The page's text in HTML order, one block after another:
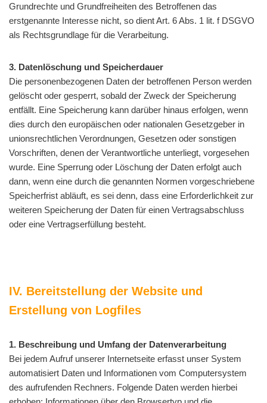
Grundrechte und Grundfreiheiten des Betroffenen das
erstgenannte Interesse nicht, so dient Art. 6 Abs. 1 lit. f DSGVO
als Rechtsgrundlage für die Verarbeitung.
3. Datenlöschung und Speicherdauer
Die personenbezogenen Daten der betroffenen Person werden
gelöscht oder gesperrt, sobald der Zweck der Speicherung
entfällt. Eine Speicherung kann darüber hinaus erfolgen, wenn
dies durch den europäischen oder nationalen Gesetzgeber in
unionsrechtlichen Verordnungen, Gesetzen oder sonstigen
Vorschriften, denen der Verantwortliche unterliegt, vorgesehen
wurde. Eine Sperrung oder Löschung der Daten erfolgt auch
dann, wenn eine durch die genannten Normen vorgeschriebene
Speicherfrist abläuft, es sei denn, dass eine Erforderlichkeit zur
weiteren Speicherung der Daten für einen Vertragsabschluss
oder eine Vertragserfüllung besteht.
IV. Bereitstellung der Website und
Erstellung von Logfiles
1. Beschreibung und Umfang der Datenverarbeitung
Bei jedem Aufruf unserer Internetseite erfasst unser System
automatisiert Daten und Informationen vom Computersystem
des aufrufenden Rechners. Folgende Daten werden hierbei